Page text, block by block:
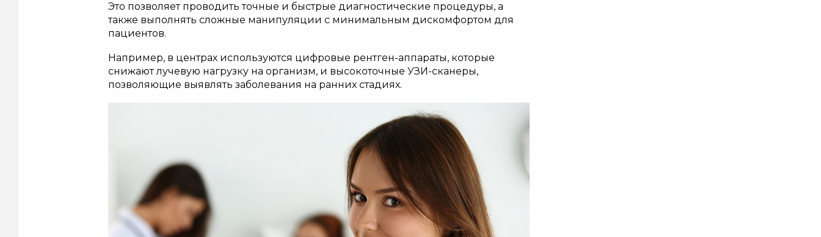
Это позволяет проводить точные и быстрые диагностические процедуры, а
также выполнять сложные манипуляции с минимальным дискомфортом для
пациентов.
Например, в центрах используются цифровые рентген-аппараты, которые
снижают лучевую нагрузку на организм, и высокоточные УЗИ-сканеры,
позволяющие выявлять заболевания на ранних стадиях.